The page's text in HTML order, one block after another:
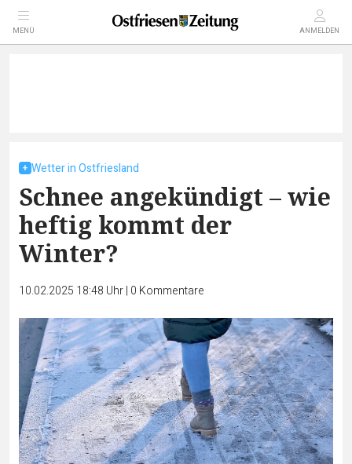
MENÜ ANMELDEN
Wetter in Ostfriesland
Schnee angekündigt – wie
heftig kommt der
Winter?
10.02.2025 18:48 Uhr| 0 Kommentare